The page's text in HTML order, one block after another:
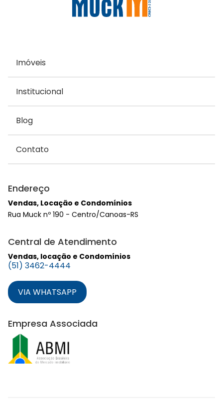
Imóveis
Institucional
Blog
Contato
Endereço
Vendas, Locação e Condomínios
Rua Muck nº 190 - Centro/Canoas-RS
Central de Atendimento
Vendas, locação e Condomínios
(51) 3462-4444
VIA WHATSAPP
Empresa Associada